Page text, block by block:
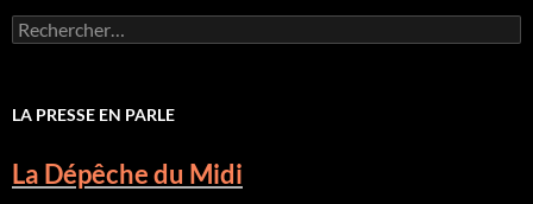
Rechercher :
LA PRESSE EN PARLE
La Dépêche du Midi